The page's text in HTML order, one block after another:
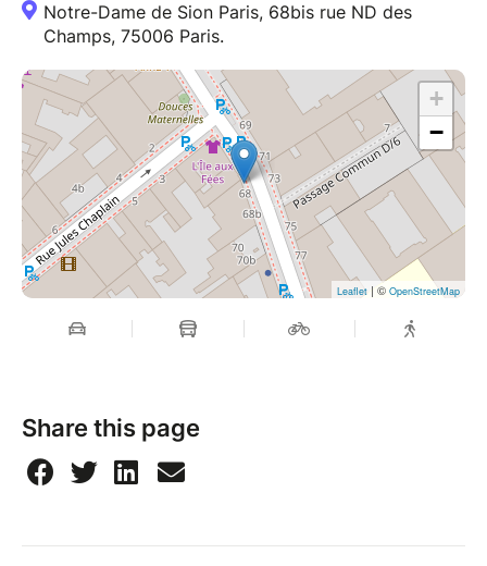
Notre-Dame de Sion Paris, 68bis rue ND des
Champs, 75006 Paris.
+
−
Leaflet | © OpenStreetMap
Share this page